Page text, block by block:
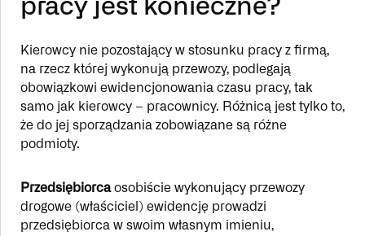
pracy jest konieczne?
Kierowcy nie pozostający w stosunku pracy z firmą,
na rzecz której wykonują przewozy, podlegają
obowiązkowi ewidencjonowania czasu pracy, tak
samo jak kierowcy – pracownicy. Różnicą jest tylko to,
że do jej sporządzania zobowiązane są różne
podmioty.
Przedsiębiorcaosobiście wykonujący przewozy
drogowe (właściciel) ewidencję prowadzi
przedsiębiorca w swoim własnym imieniu,